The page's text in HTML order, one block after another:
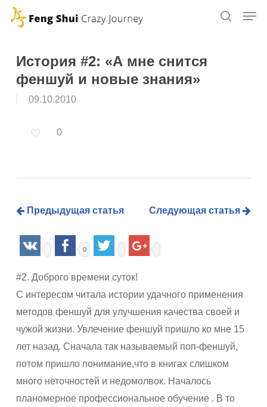
Skip
contentИстория #2: «А мне снится
феншуй и новые знания»
09.10.2010
0
Предыдущая статья Следующая статья
0
#2. Доброго времени суток!
С интересом читала истории удачного применения
методов феншуй для улучшения качества своей и
чужой жизни. Увлечение феншуй пришло ко мне 15
лет назад. Сначала так называемый поп-феншуй,
потом пришло понимание,что в книгах слишком
много неточностей и недомолвок. Началось
планомерное профессиональное обучение . В то